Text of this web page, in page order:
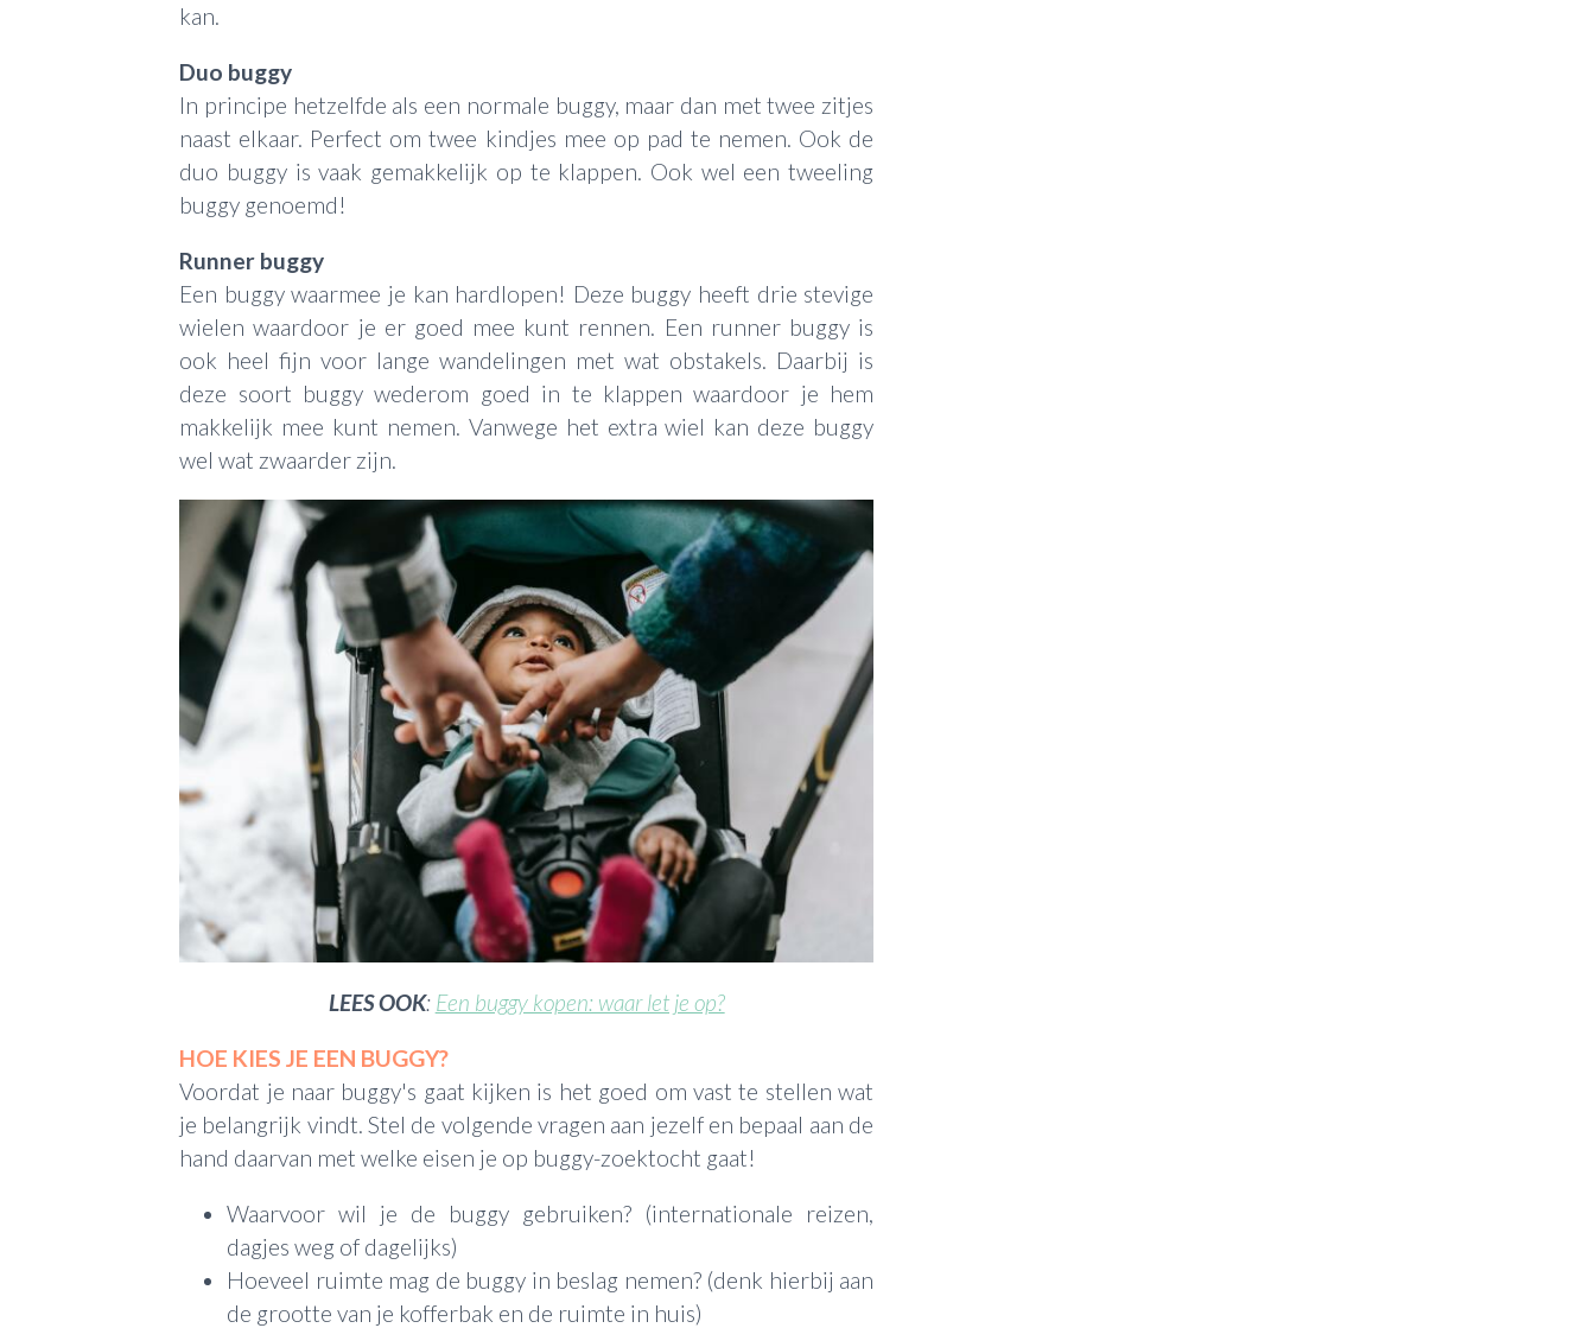
kan.
Duo buggy
In principe hetzelfde als een normale buggy, maar dan met twee zitjes
naast elkaar. Perfect om twee kindjes mee op pad te nemen. Ook de
duo buggy is vaak gemakkelijk op te klappen. Ook wel een tweeling
buggy genoemd!
Runner buggy
Een buggy waarmee je kan hardlopen! Deze buggy heeft drie stevige
wielen waardoor je er goed mee kunt rennen. Een runner buggy is
ook heel fijn voor lange wandelingen met wat obstakels. Daarbij is
deze soort buggy wederom goed in te klappen waardoor je hem
makkelijk mee kunt nemen. Vanwege het extra wiel kan deze buggy
wel wat zwaarder zijn.
LEES OOK: Een buggy kopen: waar let je op?
HOE KIES JE EEN BUGGY?
Voordat je naar buggy's gaat kijken is het goed om vast te stellen wat
je belangrijk vindt. Stel de volgende vragen aan jezelf en bepaal aan de
hand daarvan met welke eisen je op buggy-zoektocht gaat!
Waarvoor wil je de buggy gebruiken? (internationale reizen,
dagjes weg of dagelijks)
Hoeveel ruimte mag de buggy in beslag nemen? (denk hierbij aan
de grootte van je kofferbak en de ruimte in huis)